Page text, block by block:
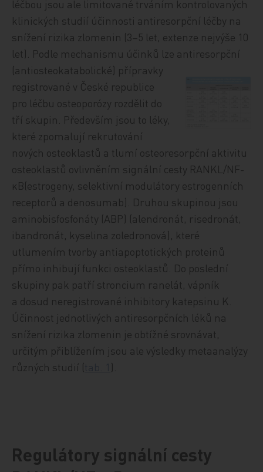
léčbou jsou ale limitované trváním kontrolovaných
klinických studií účinnosti antiresorpční léčby na
snížení rizika zlomenin (3–5 let, extenze nejvýše 10
let). Podle mechanismu účinků lze antiresorpční
(antiosteokatabolické) přípravky
registrované v České republice
pro léčbu osteoporózy rozdělit do
tří skupin. Především jsou to léky,
které zpomalují rekrutování
nových osteoklastů a tlumí osteoresorpční aktivitu
osteoklastů ovlivněním signální cesty RANKL/NF-
κB(estrogeny, selektivní modulátory estrogenních
receptorů a denosumab). Druhou skupinou jsou
aminobisfosfonáty (ABP) (alendronát, risedronát,
ibandronát, kyselina zoledronová), které
utlumením tvorby antiapoptotických proteinů
přímo inhibují funkci osteoklastů. Do poslední
skupiny pak patří stroncium ranelát, vápník
a dosud neregistrované inhibitory katepsinu K.
Účinnost jednotlivých antiresorpčních léků na
snížení rizika zlomenin je obtížné srovnávat,
určitým přiblížením jsou ale výsledky metaanalýzy
různých studií (
).
Regulátory signální cesty